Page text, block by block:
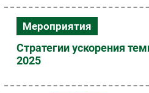
Мероприятия
Стратегии ускорения
2025